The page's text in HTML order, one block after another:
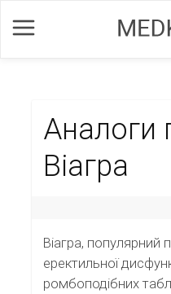
Аналоги
Віагра
Віагра, популярний
еректильної
ромбоподібних